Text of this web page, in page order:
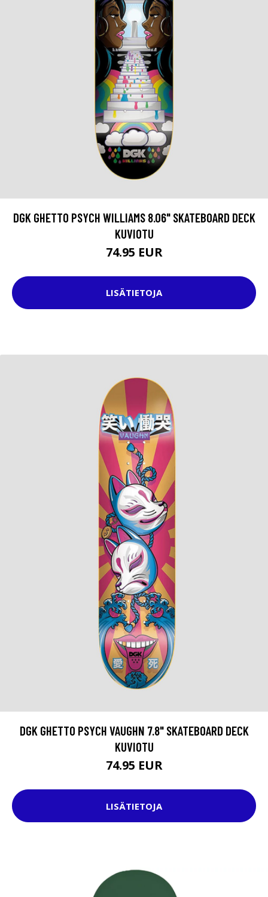
DGK GHETTO PSYCH WILLIAMS 8.06" SKATEBOARD DECK
KUVIOTU
74.95 EUR
LISÄTIETOJA
DGK GHETTO PSYCH VAUGHN 7.8" SKATEBOARD DECK
KUVIOTU
74.95 EUR
LISÄTIETOJA